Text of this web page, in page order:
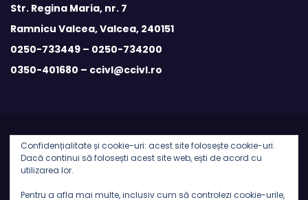
Str. Regina Maria, nr. 7
Ramnicu Valcea, Valcea, 240151
0250-733449 – 0250-734200
0350-401680 – ccivl@ccivl.ro
© 2026 Camera de Comert si Industrie Valcea | Theme by
Theme Ansar
Confidențialitate și cookie-uri: acest site folosește cookie-uri.
Dacă continui să folosești acest site web, ești de acord cu
utilizarea lor.
Pentru a afla mai multe, inclusiv cum să controlezi cookie-urile,